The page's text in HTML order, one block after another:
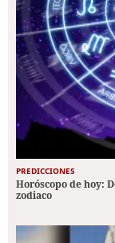
PREDICCIONES
Horóscopo de hoy:
zodiaco